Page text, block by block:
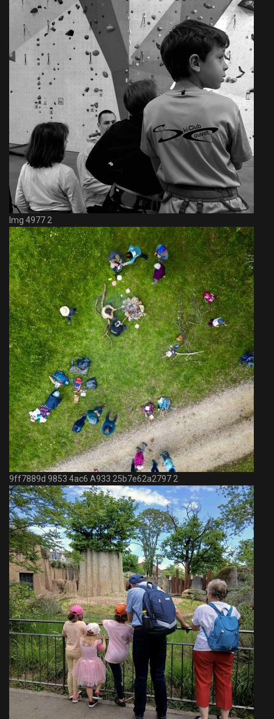
Img 4977 2
9ff7889d 9853 4ac6 A933 25b7e62a2797 2